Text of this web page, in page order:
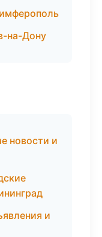
на-Дону
новости и
и